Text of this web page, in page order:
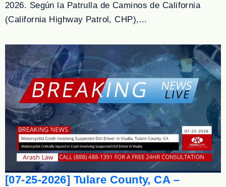
2026. Según la Patrulla de Caminos de California
(California Highway Patrol, CHP),...
[07-25-2026] Tulare County, CA –